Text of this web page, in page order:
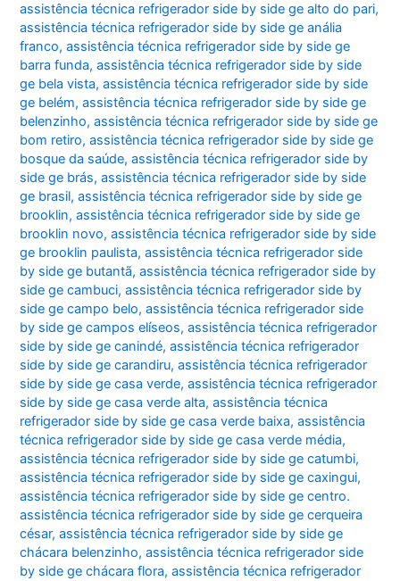
assistência técnica refrigerador side by side ge alto do pari,
assistência técnica refrigerador side by side ge anália
franco,assistência técnica refrigerador side by side ge
barra funda,assistência técnica refrigerador side by side
ge bela vista,assistência técnica refrigerador side by side
ge belém,assistência técnica refrigerador side by side ge
belenzinho,assistência técnica refrigerador side by side ge
bom retiro,assistência técnica refrigerador side by side ge
bosque da saúde,assistência técnica refrigerador side by
side ge brás,assistência técnica refrigerador side by side
ge brasil,assistência técnica refrigerador side by side ge
brooklin,assistência técnica refrigerador side by side ge
brooklin novo,assistência técnica refrigerador side by side
ge brooklin paulista,assistência técnica refrigerador side
by side ge butantã,assistência técnica refrigerador side by
side ge cambuci,assistência técnica refrigerador side by
side ge campo belo,assistência técnica refrigerador side
by side ge campos elíseos,assistência técnica refrigerador
side by side ge canindé,assistência técnica refrigerador
side by side ge carandiru,assistência técnica refrigerador
side by side ge casa verde,assistência técnica refrigerador
side by side ge casa verde alta,assistência técnica
refrigerador side by side ge casa verde baixa,assistência
técnica refrigerador side by side ge casa verde média,
assistência técnica refrigerador side by side ge catumbi,
assistência técnica refrigerador side by side ge caxingui,
assistência técnica refrigerador side by side ge centro.
assistência técnica refrigerador side by side ge cerqueira
césar,assistência técnica refrigerador side by side ge
chácara belenzinho,assistência técnica refrigerador side
by side ge chácara flora,assistência técnica refrigerador